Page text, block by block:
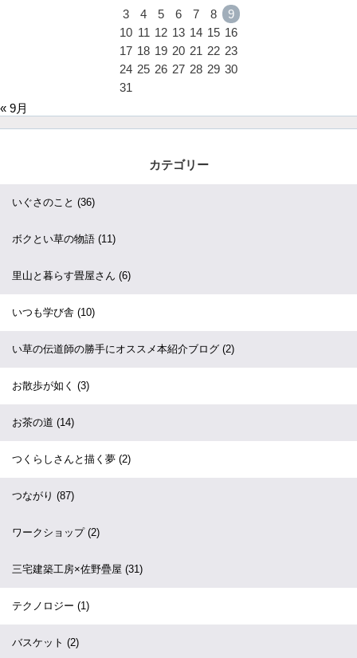
3
4 5 6 7 8
9
10 11 12 13 14 15 16
17 18 19 20 21 22 23
24 25 26 27 28 29 30
31
« 9月
カテゴリー
いぐさのこと (36)
ボクとい草の物語 (11)
里山と暮らす畳屋さん (6)
いつも学び舎 (10)
い草の伝道師の勝手にオススメ本紹介ブログ (2)
お散歩が如く (3)
お茶の道 (14)
つくらしさんと描く夢 (2)
つながり (87)
ワークショップ (2)
三宅建築工房×佐野疊屋 (31)
テクノロジー (1)
バスケット (2)